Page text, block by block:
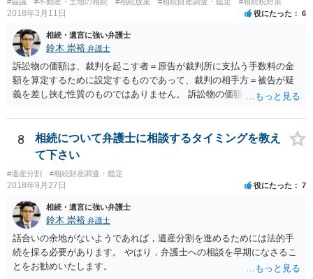
つかったため相続したという事例がありました。
2018年3月11日 役にたった 6
相続・遺言に強い弁護士
鈴木 崇裕 弁護士
訴訟物の価額は、裁判を起こす者＝原告が裁判所に支払う手数料の金
額を算定するために設定するものであって、裁判の相手方＝被告が疑
義を差し挟む性質のものではありません。 訴訟物の価額自体が裁判の
したとしても、変更されることはありません。
8
相続について弁護士に相談するタイミングを教え
て下さい
#遺産分割 #相続財産調査・鑑定
2018年9月27日 役にたった 7
相続・遺言に強い弁護士
鈴木 崇裕 弁護士
話合いの余地がないようであれば，遺産分割を進めるためには法的手
続を採る必要があります。 やはり，弁護士への相談を早期になさるこ
とをお勧めいたします。